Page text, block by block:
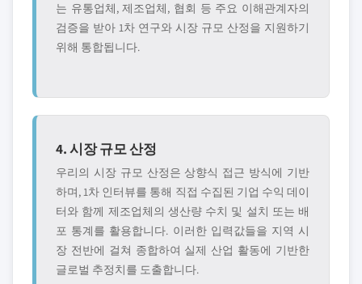
는 유통업체, 제조업체, 협회 등 주요 이해관계자의
검증을 받아 1차 연구와 시장 규모 산정을 지원하기
위해 통합됩니다.
4. 시장 규모 산정
우리의 시장 규모 산정은 상향식 접근 방식에 기반
하며, 1차 인터뷰를 통해 직접 수집된 기업 수익 데이
터와 함께 제조업체의 생산량 수치 및 설치 또는 배
포 통계를 활용합니다. 이러한 입력값들을 지역 시
장 전반에 걸쳐 종합하여 실제 산업 활동에 기반한
글로벌 추정치를 도출합니다.